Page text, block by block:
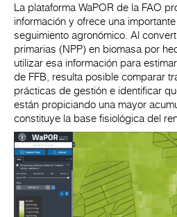
La plataforma WaPOR de la FAO
información y ofrece una
seguimiento agronómico. Al
primarias (NPP) en biomasa por
utilizar esa información para
de FFB, resulta posible comparar
prácticas de gestión e identificar
están propiciando una mayor
constituye la base fisiológica del